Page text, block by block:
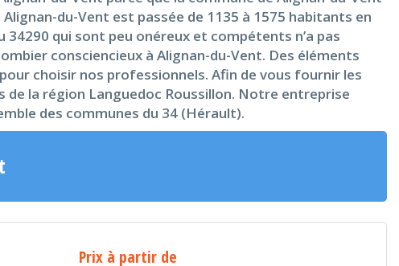
du-Vent est passée de 1135 à 1575 habitants en
qui sont peu onéreux et compétents n’a pas
consciencieux à Alignan-du-Vent. Des éléments
choisir nos professionnels. Afin de vous fournir les
la région Languedoc Roussillon. Notre entreprise
des communes du 34 (Hérault).
Prix à partir de